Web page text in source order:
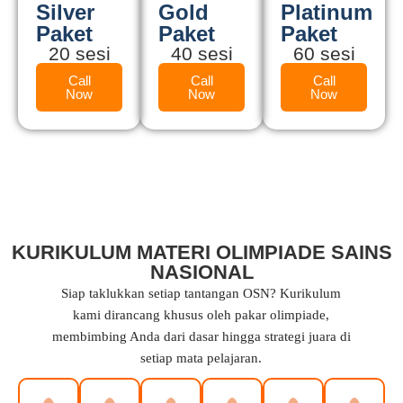
Silver
Paket
20 sesi
Call
Now
Gold
Paket
40 sesi
Call
Now
Platinum
Paket
60 sesi
Call
Now
KURIKULUM MATERI OLIMPIADE SAINS
NASIONAL
Siap taklukkan setiap tantangan OSN? Kurikulum
kami dirancang khusus oleh pakar olimpiade,
membimbing Anda dari dasar hingga strategi juara di
setiap mata pelajaran.